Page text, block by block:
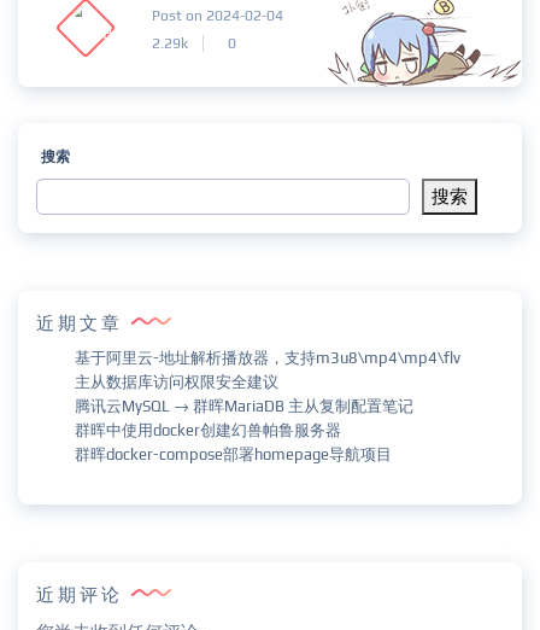
Post on 2024-02-04
2.29k
0
搜索
搜索
近期文章
基于阿里云-地址解析播放器，支持m3u8\mp4\mp4\flv
主从数据库访问权限安全建议
腾讯云MySQL → 群晖MariaDB 主从复制配置笔记
群晖中使用docker创建幻兽帕鲁服务器
群晖docker-compose部署homepage导航项目
近期评论